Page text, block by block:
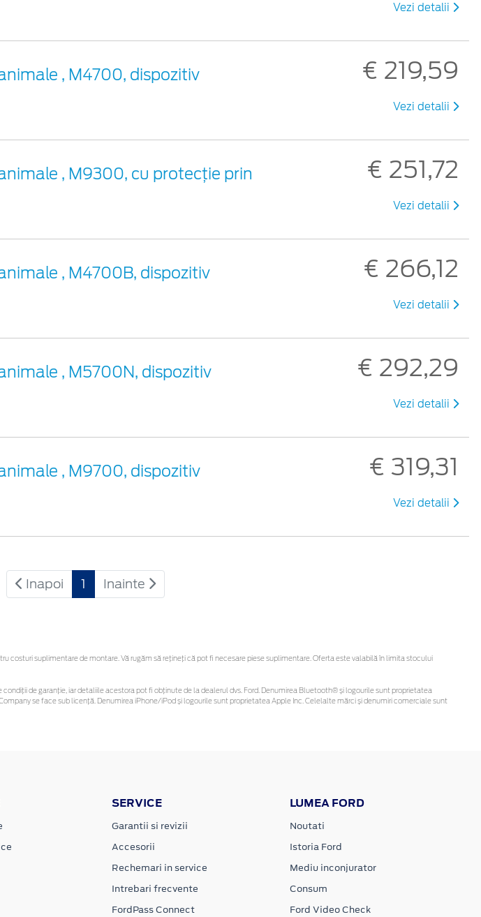
Vezi detalii
, M4700, dispozitiv
€ 219,59
Vezi detalii
, M9300, cu protecție prin
€ 251,72
Vezi detalii
, M4700B, dispozitiv
€ 266,12
Vezi detalii
, M5700N, dispozitiv
€ 292,29
Vezi detalii
, M9700, dispozitiv
€ 319,31
Vezi detalii
Inapoi 1 Inainte
costuri suplimentare de montare. Vă rugăm să rețineți că pot fi necesare piese suplimentare. Oferta este valabilă în limita stocului
de garanție, iar detaliile acestora pot fi obținute de la dealerul dvs. Ford. Denumirea Bluetooth® și logourile sunt proprietatea
se face sub licență. Denumirea iPhone/iPod și logourile sunt proprietatea Apple Inc. Celelalte mărci și denumiri comerciale sunt
SERVICE
Garantii si revizii
Accesorii
Rechemari in service
Intrebari frecvente
FordPass Connect
LUMEA FORD
Noutati
Istoria Ford
Mediu inconjurator
Consum
Ford Video Check